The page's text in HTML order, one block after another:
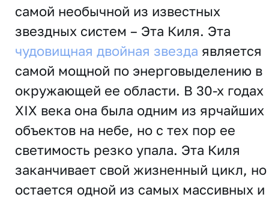
самой необычной из известных
звездных систем – Эта Киля. Эта
чудовищная двойная звезда является
самой мощной по энерговыделению в
окружающей ее области. В 30-х годах
XIX века она была одним из ярчайших
объектов на небе, но с тех пор ее
светимость резко упала. Эта Киля
заканчивает свой жизненный цикл, но
остается одной из самых массивных и